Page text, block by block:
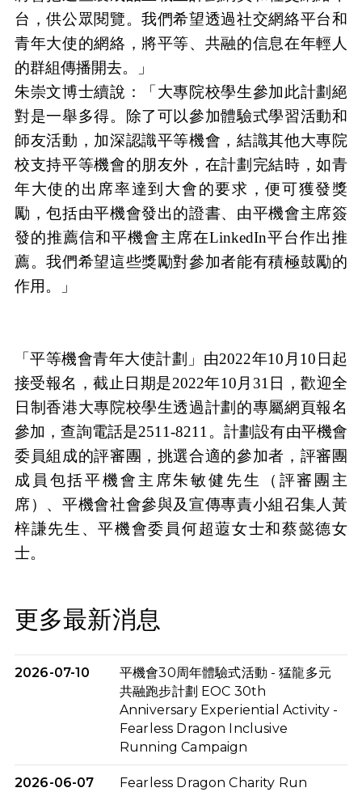
台，供公眾閱覽。我們希望透過社交網絡平台和
青年大使的網絡，將平等、共融的信息在年輕人
的群組傳播開去。」
朱崇文博士續說：「大專院校學生參加此計劃絕
對是一舉多得。除了可以參加體驗式學習活動和
師友活動，加深認識平等機會，結識其他大專院
校支持平等機會的朋友外，在計劃完結時，如青
年大使的出席率達到大會的要求，便可獲發獎
勵，包括由平機會發出的證書、由平機會主席簽
發的推薦信和平機會主席在LinkedIn平台作出推
薦。我們希望這些獎勵對參加者能有積極鼓勵的
作用。」
「平等機會青年大使計劃」由2022年10 月 10 日起
接受報名，截止日期是2022年10 月 31 日，歡迎全
日制香港大專院校學生透過計劃的專屬網頁報名
參加，查詢電話是2511-8211 。計劃設有由平機會
委員組成的評審團，挑選合適的參加者，評審團
成員包括平機會主席朱敏健先生（評審團主
席）、平機會社會參與及宣傳專責小組召集人黃
梓謙先生、平機會委員何超蕸女士和蔡懿德女
士。
更多最新消息
2026-07-10
平機會30周年體驗式活動 - 猛龍多元
共融跑步計劃 EOC 30th
Anniversary Experiential Activity -
Fearless Dragon Inclusive
Running Campaign
2026-06-07
Fearless Dragon Charity Run